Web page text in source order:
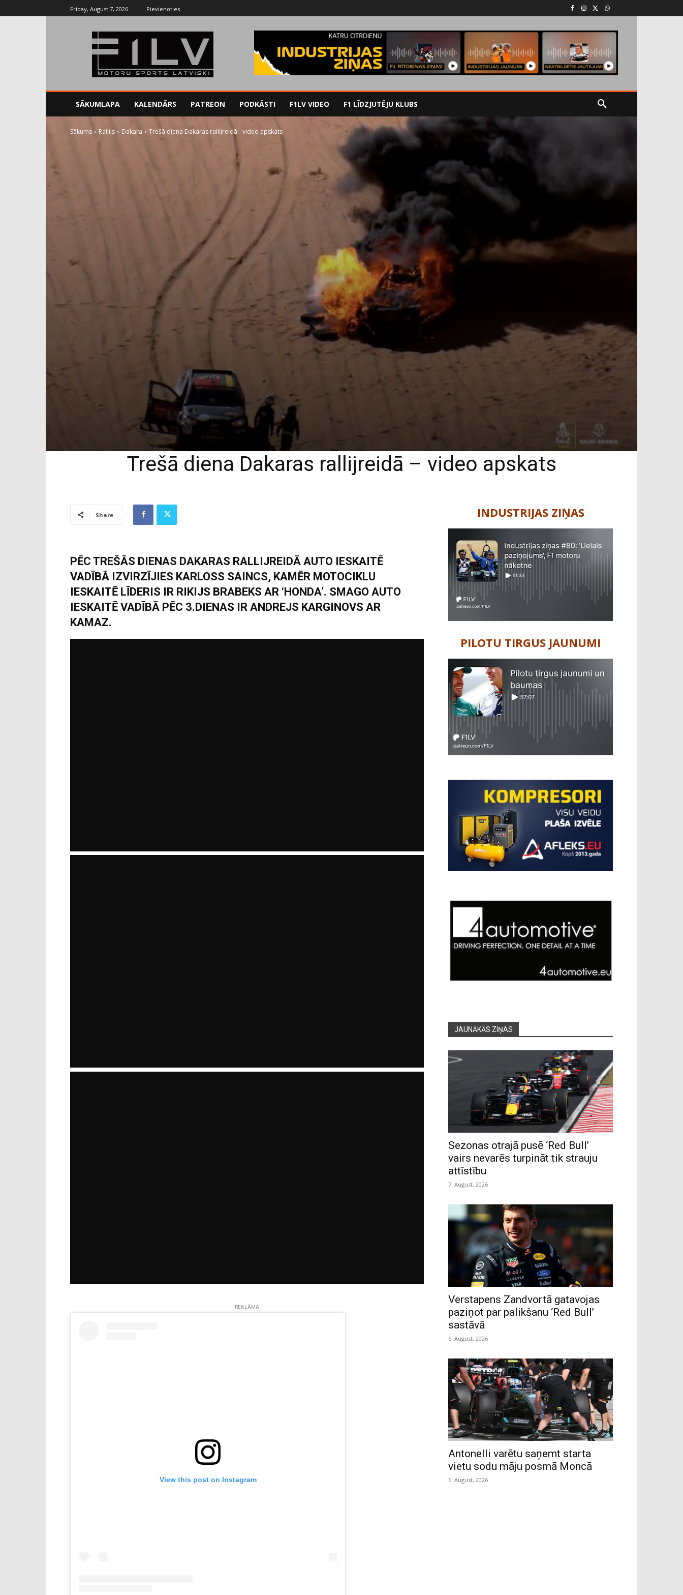
Friday, August 7, 2026 Pievienoties
SĀKUMLAPA KALENDĀRS PATREON PODKĀSTI F1LV VIDEO F1 LĪDZJUTĒJU KLUBS
Sākums Rallijs Dakara Trešā diena Dakaras rallijreidā - video apskats
Trešā diena Dakaras rallijreidā – video apskats
Share
PĒC TREŠĀS DIENAS DAKARAS RALLIJREIDĀ AUTO IESKAITĒ
VADĪBĀ IZVIRZĪJIES KARLOSS SAINCS, KAMĒR MOTOCIKLU
IESKAITĒ LĪDERIS IR RIKIJS BRABEKS AR ‘HONDA’. SMAGO AUTO
IESKAITĒ VADĪBĀ PĒC 3.DIENAS IR ANDREJS KARGINOVS AR
KAMAZ.
REKLĀMA
View this post on Instagram
INDUSTRIJAS ZIŅAS
PILOTU TIRGUS JAUNUMI
JAUNĀKĀS ZIŅAS
Sezonas otrajā pusē ‘Red Bull’
vairs nevarēs turpināt tik strauju
attīstību
7. August, 2026
Verstapens Zandvortā gatavojas
paziņot par palikšanu ‘Red Bull’
sastāvā
6. August, 2026
Antonelli varētu saņemt starta
vietu sodu māju posmā Moncā
6. August, 2026